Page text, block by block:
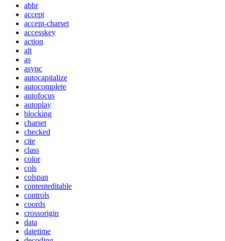
abbr
accept
accept-charset
accesskey
action
alt
as
async
autocapitalize
autocomplete
autofocus
autoplay
blocking
charset
checked
cite
class
color
cols
colspan
contenteditable
controls
coords
crossorigin
data
datetime